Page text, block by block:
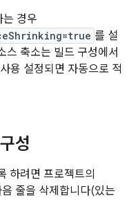
경우
를 설
스 축소는 빌드 구성에서
용 설정되면 자동으로 적
성
하려면 프로젝트의
줄을 삭제합니다(있는